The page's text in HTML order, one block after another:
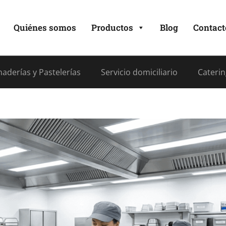
Quiénes somos Productos Blog
y Pastelerías Servicio domiciliario